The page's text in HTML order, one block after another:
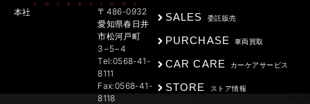
本社
〒486-0932
愛知県春日井
市松河戸町
3−5−4
Tel:0568-41-
8111
Fax:0568-41-
8118
SALES 委託販売
PURCHASE 車両買取
CAR CARE カーケアサービス
STORE ストア情報